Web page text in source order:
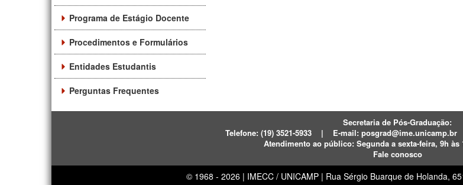
Programa de Estágio Docente
Procedimentos e Formulários
Entidades Estudantis
Perguntas Frequentes
Secretaria de Pós-Graduação:
Telefone: (19) 3521-5933 | E-mail: posgrad@ime.unicamp.br
Atendimento ao público: Segunda a sexta-feira, 9h às
Fale conosco
© 1968 - 2026 | IMECC / UNICAMP | Rua Sérgio Buarque de Holanda,